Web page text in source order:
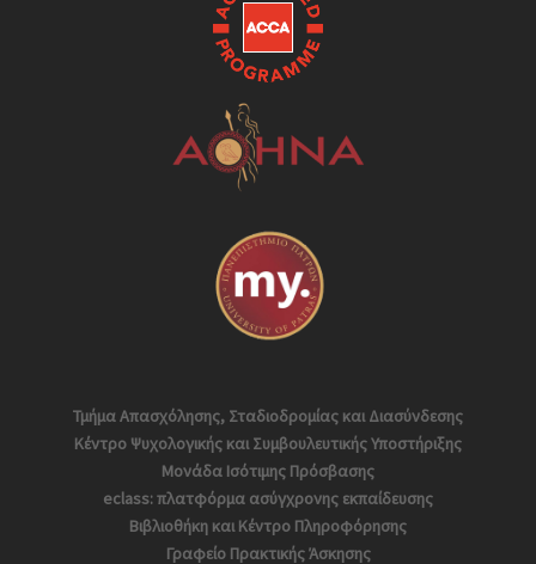
Τμήμα Απασχόλησης, Σταδιοδρομίας και Διασύνδεσης
Κέντρο Ψυχολογικής και Συμβουλευτικής Υποστήριξης
Μονάδα Ισότιμης Πρόσβασης
eclass: πλατφόρμα ασύγχρονης εκπαίδευσης
Βιβλιοθήκη και Κέντρο Πληροφόρησης
Γραφείο Πρακτικής Άσκησης